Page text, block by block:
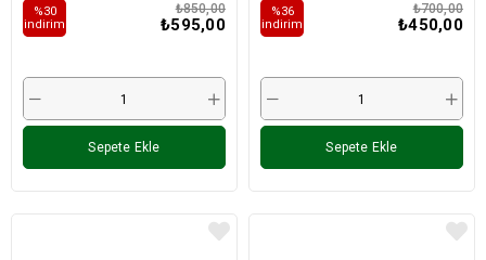
₺595,00
₺850,00
%30
i̇ndirim
Sepete Ekle
₺450,00
₺700,00
%36
i̇ndirim
Sepete Ekle